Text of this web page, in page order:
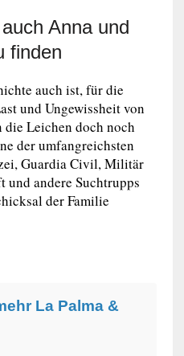
Anna und
finden
auch ist, für die
und Ungewissheit von
Leichen doch noch
der umfangreichsten
Guardia Civil, Militär
und andere Suchtrupps
der Familie
La Palma &